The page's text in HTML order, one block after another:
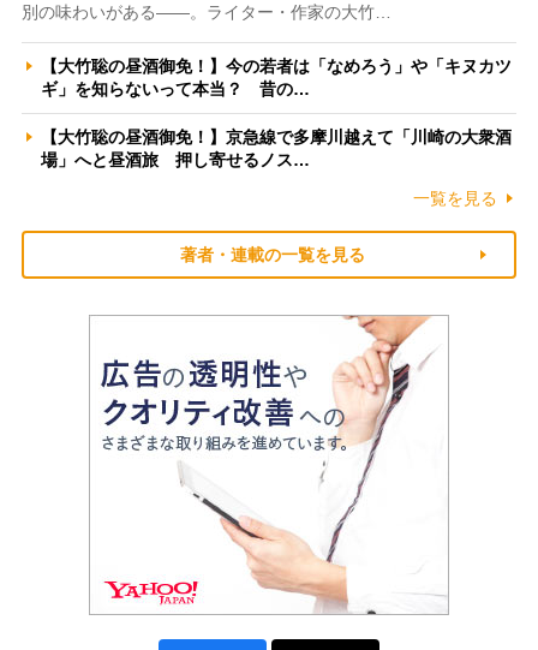
別の味わいがある――。ライター・作家の大竹…
【大竹聡の昼酒御免！】今の若者は「なめろう」や「キヌカツ
ギ」を知らないって本当？ 昔の…
【大竹聡の昼酒御免！】京急線で多摩川越えて「川崎の大衆酒
場」へと昼酒旅 押し寄せるノス…
一覧を見る
著者・連載の一覧を見る